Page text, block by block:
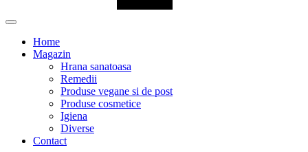
Home
Magazin
Hrana sanatoasa
Remedii
Produse vegane si de post
Produse cosmetice
Igiena
Diverse
Contact